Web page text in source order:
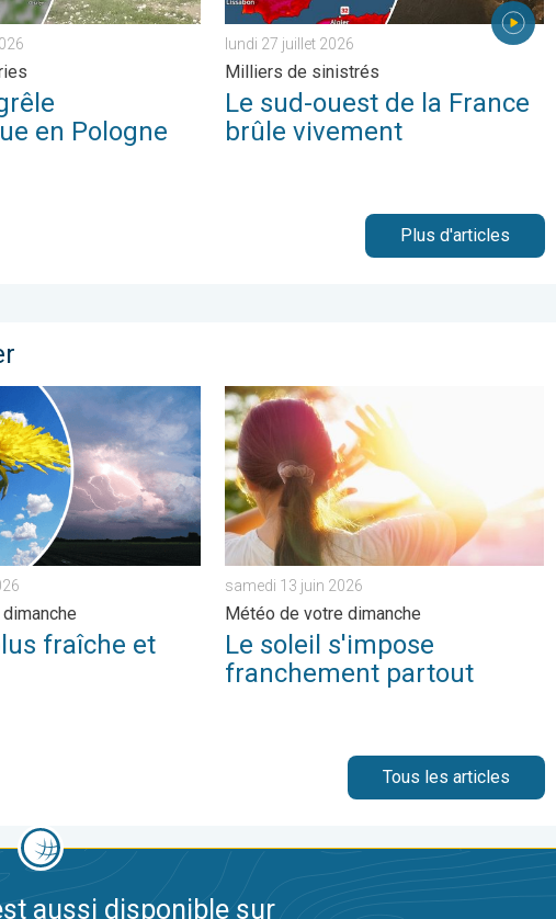
en Pologne
lundi 27 juillet 2026
Milliers de sinistrés
Le sud-ouest de la France
brûle vivement
Plus d'articles
. . samedi 27 juin 2026
et instable. Météo de votre dimanche. . . samedi 4 juillet 2026
fraîche et
Le soleil s'impose franchement partout.
samedi 13 juin 2026
Météo de votre dimanche
Le soleil s'impose
franchement partout
Tous les articles
aussi disponible sur